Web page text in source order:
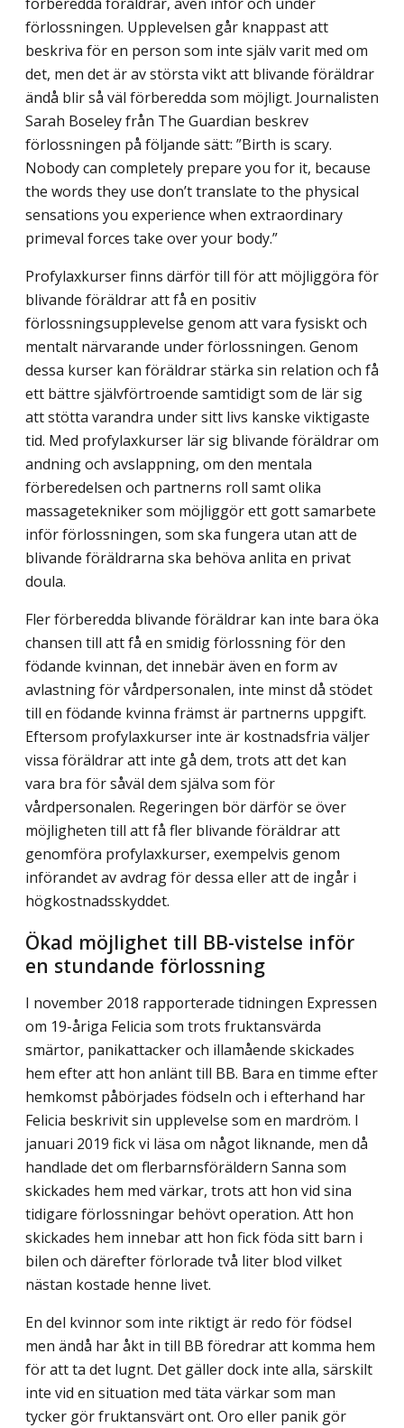
förlossningen. Upplevelsen går knappast att
beskriva för en person som inte själv varit med om
det, men det är av största vikt att blivande föräldrar
ändå blir så väl förberedda som möjligt. Journalisten
Sarah Boseley från The Guardian beskrev
förlossningen på följande sätt: ”Birth is scary.
Nobody can completely prepare you for it, because
the words they use don’t translate to the physical
sensations you experience when extraordinary
primeval forces take over your body.”
Profylaxkurser finns därför till för att möjliggöra för
blivande föräldrar att få en positiv
förlossningsupplevelse genom att vara fysiskt och
mentalt närvarande under förlossningen. Genom
dessa kurser kan föräldrar stärka sin relation och få
ett bättre självförtroende samtidigt som de lär sig
att stötta varandra under sitt livs kanske viktigaste
tid. Med profylaxkurser lär sig blivande föräldrar om
andning och avslappning, om den mentala
förberedelsen och partnerns roll samt olika
massagetekniker som möjliggör ett gott samarbete
inför förlossningen, som ska fungera utan att de
blivande föräldrarna ska behöva anlita en privat
doula.
Fler förberedda blivande föräldrar kan inte bara öka
chansen till att få en smidig förlossning för den
födande kvinnan, det innebär även en form av
avlastning för vård­personalen, inte minst då stödet
till en födande kvinna främst är partnerns uppgift.
Eftersom profylaxkurser inte är kostnadsfria väljer
vissa föräldrar att inte gå dem, trots att det kan
vara bra för såväl dem själva som för
vårdpersonalen. Regeringen bör därför se över
möjligheten till att få fler blivande föräldrar att
genomföra profylaxkurser, exempelvis genom
införandet av avdrag för dessa eller att de ingår i
högkostnads­skyddet.
Ökad möjlighet till BB-vistelse inför
en stundande förlossning
I november 2018 rapporterade tidningen Expressen
om 19-åriga Felicia som trots fruktansvärda
smärtor, panikattacker och illamående skickades
hem efter att hon anlänt till BB. Bara en timme efter
hemkomst påbörjades födseln och i efterhand har
Felicia beskrivit sin upplevelse som en mardröm. I
januari 2019 fick vi läsa om något liknande, men då
handlade det om flerbarnsföräldern Sanna som
skickades hem med värkar, trots att hon vid sina
tidigare förlossningar behövt operation. Att hon
skickades hem innebar att hon fick föda sitt barn i
bilen och därefter förlorade två liter blod vilket
nästan kostade henne livet.
En del kvinnor som inte riktigt är redo för födsel
men ändå har åkt in till BB föredrar att komma hem
för att ta det lugnt. Det gäller dock inte alla, särskilt
inte vid en situation med täta värkar som man
tycker gör fruktansvärt ont. Oro eller panik gör